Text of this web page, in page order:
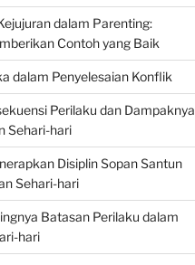
dalam Parenting:
Contoh yang Baik
dalam Penyelesaian Konflik
Perilaku dan Dampaknya
Sehari-hari
Disiplin Sopan Santun
Sehari-hari
Batasan Perilaku dalam
hari